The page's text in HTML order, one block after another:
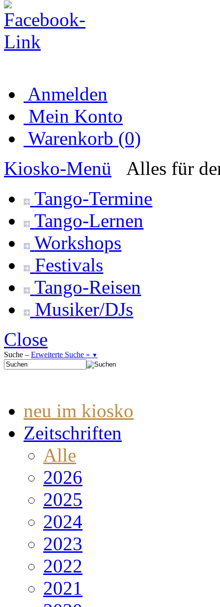
Anmelden
Mein Konto
Warenkorb (0)
Kiosko-Menü
Alles für
Tango-Termine
Tango-Lernen
Workshops
Festivals
Tango-Reisen
Musiker/DJs
Close
Suche – Erweiterte Suche » ▼
neu im kiosko
Zeitschriften
Alle
2026
2025
2024
2023
2022
2021